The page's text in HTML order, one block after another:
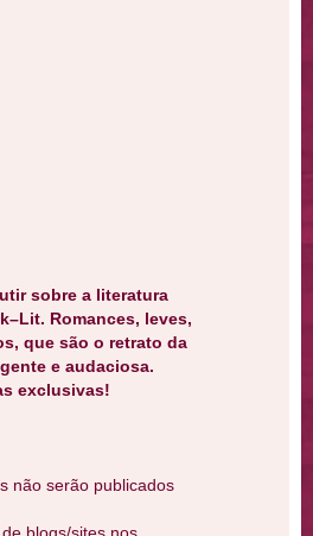
sobre a literatura
Romances, leves,
que são o retrato da
e audaciosa.
exclusivas!
não serão publicados